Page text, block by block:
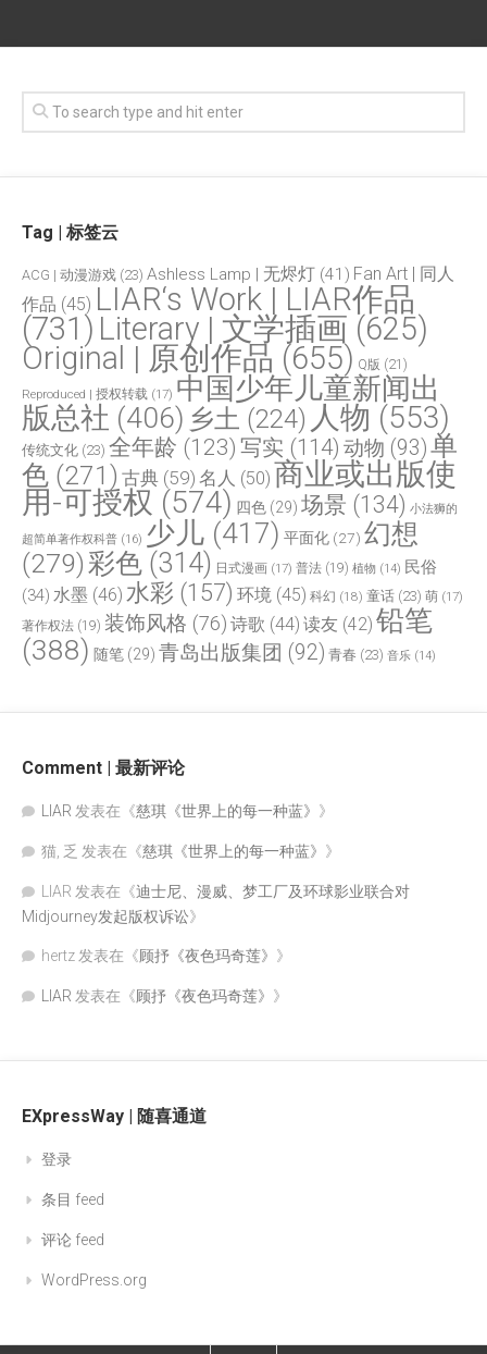
Tag | 标签云
ACG | 动漫游戏 (23) Ashless Lamp | 无烬灯 (41) Fan Art | 同人
作品 (45) LIAR‘s Work | LIAR作品
(731) Literary | 文学插画 (625)
Original | 原创作品 (655) Q版 (21)
Reproduced | 授权转载 (17) 中国少年儿童新闻出
版总社 (406) 乡土 (224) 人物 (553)
传统文化 (23) 全年龄 (123) 写实 (114) 动物 (93)单
色 (271) 古典 (59) 名人 (50) 商业或出版使
用-可授权 (574) 四色 (29) 场景 (134) 小法狮的
超简单著作权科普 (16) 少儿 (417) 平面化 (27) 幻想
(279)彩色 (314) 日式漫画 (17) 普法 (19) 植物 (14) 民俗
(34) 水墨 (46) 水彩 (157) 环境 (45) 科幻 (18) 童话 (23) 萌 (17)
著作权法 (19) 装饰风格 (76) 诗歌 (44) 读友 (42) 铅笔
(388) 随笔 (29) 青岛出版集团 (92) 青春 (23) 音乐 (14)
Comment | 最新评论
LIAR 发表在《慈琪《世界上的每一种蓝》 》
猫, 乏 发表在《慈琪《世界上的每一种蓝》 》
LIAR 发表在《迪士尼、漫威、梦工厂及环球影业联合对
Midjourney发起版权诉讼》
hertz 发表在《顾抒《夜色玛奇莲》 》
LIAR 发表在《顾抒《夜色玛奇莲》 》
EXpressWay | 随喜通道
登录
条目 feed
评论 feed
WordPress.org